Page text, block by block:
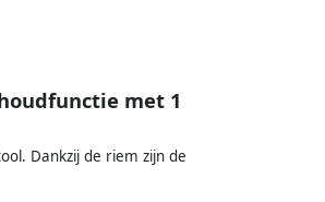
met 1
Dankzij de riem zijn de